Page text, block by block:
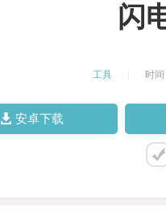
闪
工具 时
安卓下载